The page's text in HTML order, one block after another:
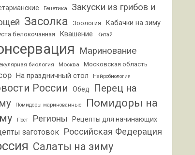
Генетика
Закуски из грибов и
Засолка Зоология Кабачки на зиму
белокочанная Квашение Китай
Маринование
биология Москва Московская область
На праздничный стол Нейробиология
России Обед
Перец на
Помидоры маринованные
Помидоры на
Пост Регионы Рецепты для начинающих
заготовок Российская Федерация
Салаты на зиму